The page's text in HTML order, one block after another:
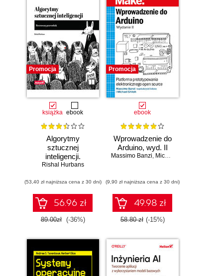
Promocja
książka ebook
Algorytmy
sztucznej
inteligencji.
Ilustrowany
Rishal Hurbans
(53,40 zł najniższa cena z 30 dni)
56.96 zł
89.00zł (-36%)
Promocja
ebook
Wprowadzenie do
Arduino, wyd. II
Massimo Banzi, Michael Shiloh
(9,90 zł najniższa cena z 30 dni)
49.98 zł
58.80 zł (-15%)